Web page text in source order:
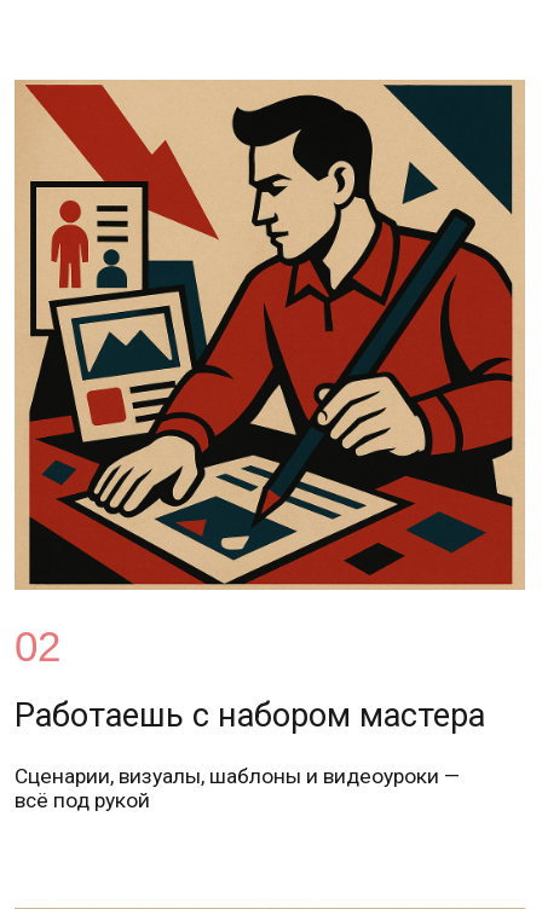
Работаешь с набором мастера
Сценарии, визуалы, шаблоны и видеоуроки —
всё под рукой
Сдаёшь работу — получаешь
результат
03